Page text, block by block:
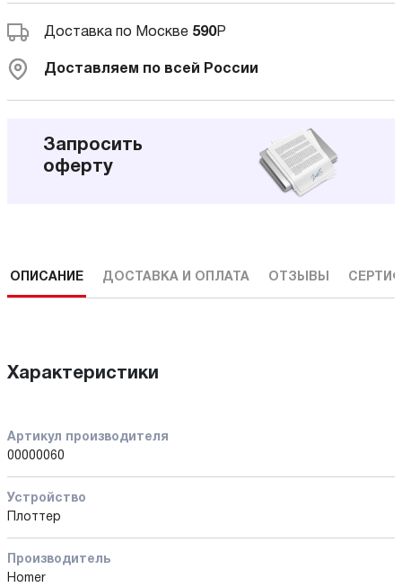
Доставка по Москве 590Р
Доставляем по всей России
Запросить
оферту
ОПИСАНИЕ ДОСТАВКА И ОПЛАТА ОТЗЫВЫ
Характеристики
Артикул производителя
00000060
Устройство
Плоттер
Производитель
Homer